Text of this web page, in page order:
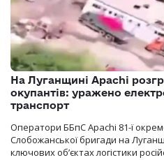
На Луганщині Apachi
окупантів: уражено
транспорт
Оператори ББпС Apachi 81-ї
Слобожанської бригади на
ключових об’єктах логістики